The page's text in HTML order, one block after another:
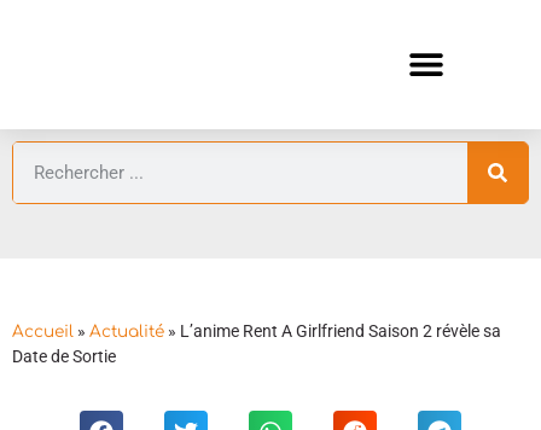
Accueil » Actualité » L’anime Rent A Girlfriend Saison 2 révèle sa
Date de Sortie